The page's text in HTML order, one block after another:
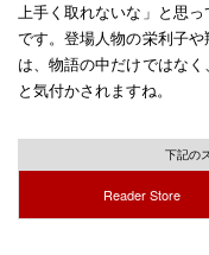
上手く取れないな」と思
です。登場人物の栄利子
は、物語の中だけではな
と気付かされますね。
下記の
Reader Store